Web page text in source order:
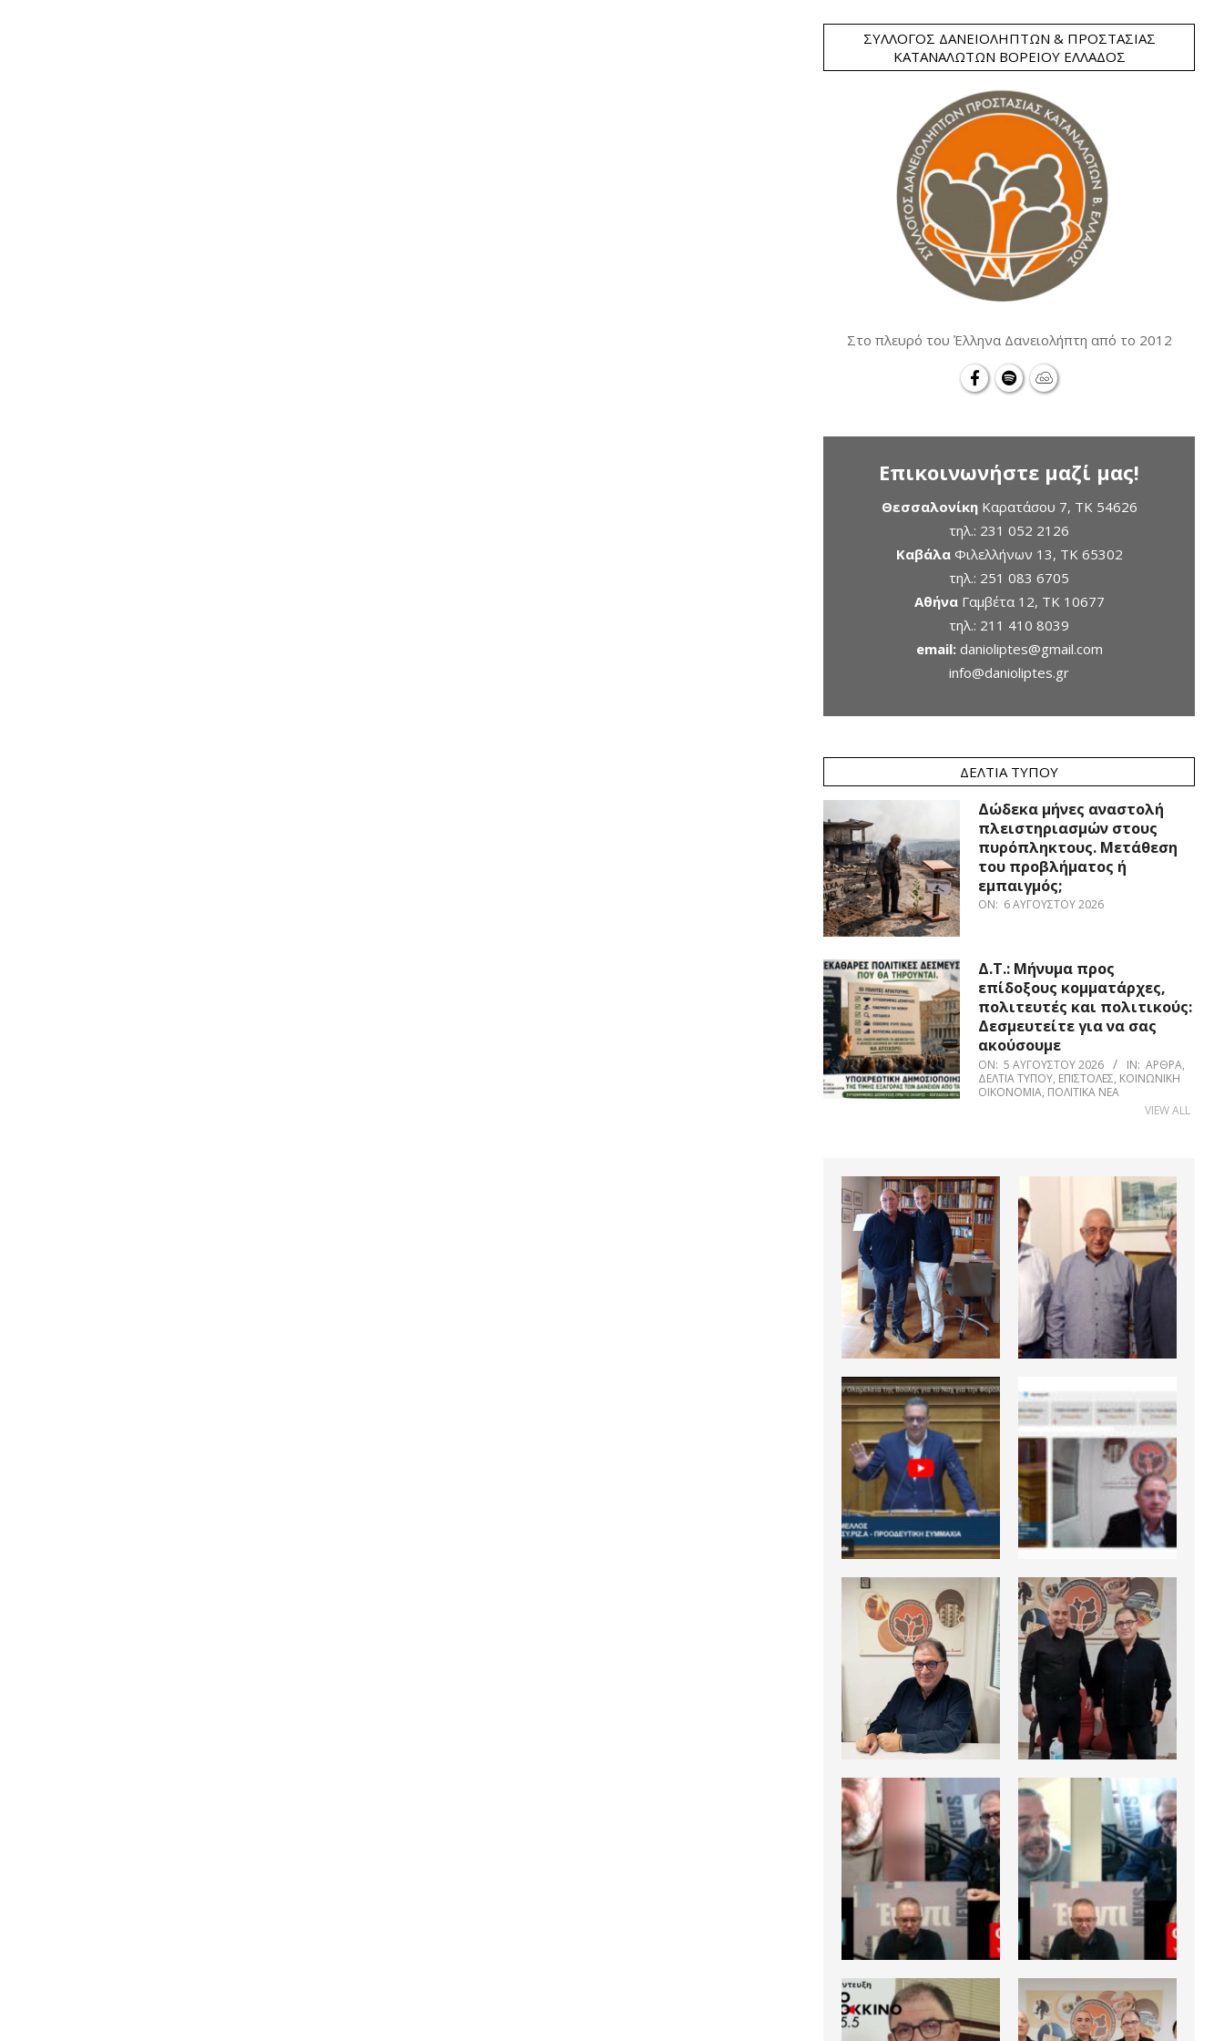
ΣΎΛΛΟΓΟΣ ΔΑΝΕΙΟΛΗΠΤΏΝ & ΠΡΟΣΤΑΣΊΑΣ
ΚΑΤΑΝΑΛΩΤΏΝ ΒΟΡΕΊΟΥ ΕΛΛΆΔΟΣ
Στο πλευρό του Έλληνα Δανειολήπτη από το 2012
Επικοινωνήστε μαζί μας!
ΘεσσαλονίκηΚαρατάσου 7, TK 54626
τηλ.: 231 052 2126
ΚαβάλαΦιλελλήνων 13, ΤΚ 65302
τηλ.: 251 083 6705
ΑθήναΓαμβέτα 12, ΤΚ 10677
τηλ.: 211 410 8039
email: danioliptes@gmail.com
info@danioliptes.gr
ΔΕΛΤΊΑ ΤΎΠΟΥ
Δώδεκα μήνες αναστολή
πλειστηριασμών στους
πυρόπληκτους. Μετάθεση
του προβλήματος ή
εμπαιγμός;
ON: 6 ΑΥΓΟΎΣΤΟΥ 2026
Δ.Τ.: Μήνυμα προς
επίδοξους κομματάρχες,
πολιτευτές και πολιτικούς:
Δεσμευτείτε για να σας
ακούσουμε
ON: 5 ΑΥΓΟΎΣΤΟΥ 2026 IN: ΆΡΘΡΑ,
ΔΕΛΤΊΑ ΤΎΠΟΥ, ΕΠΙΣΤΟΛΈΣ, ΚΟΙΝΩΝΙΚΉ
ΟΙΚΟΝΟΜΊΑ, ΠΟΛΙΤΙΚΆ ΝΈΑ
VIEW ALL